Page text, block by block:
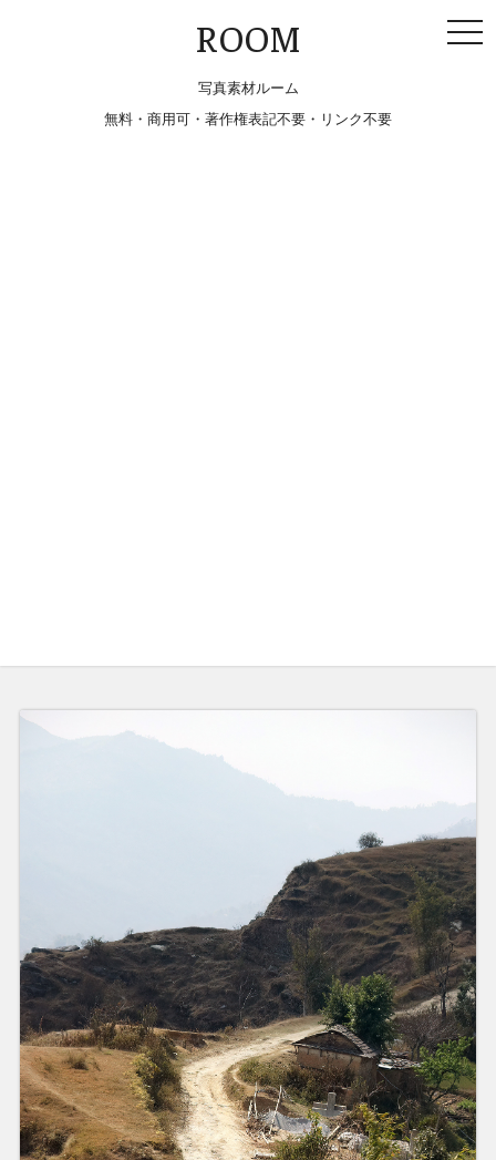
ROOM
写真素材ルーム
無料・商用可・著作権表記不要・リンク不要